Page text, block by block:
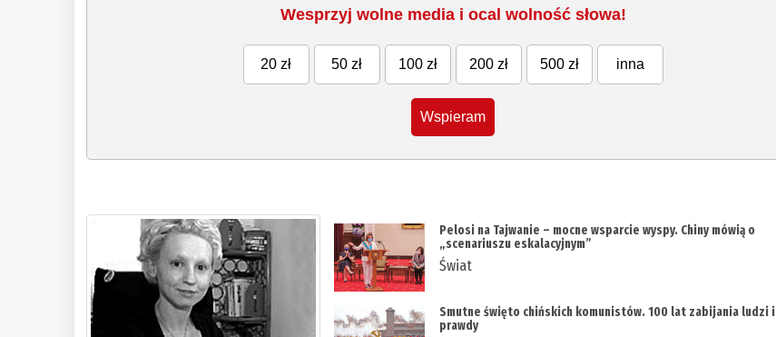
Wesprzyj wolne media i ocal wolność słowa!
20 zł 50 zł 100 zł 200 zł 500 zł inna
Wspieram
Pelosi na Tajwanie – mocne wsparcie wyspy. Chiny mówią o
„scenariuszu eskalacyjnym”
Świat
Smutne święto chińskich komunistów. 100 lat zabijania ludzi i
prawdy